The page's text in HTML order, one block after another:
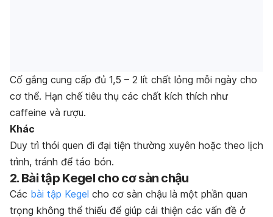
Cố gắng cung cấp đủ 1,5 – 2 lít chất lỏng mỗi ngày cho
cơ thể. Hạn chế tiêu thụ các chất kích thích như
caffeine và rượu.
Khác
Duy trì thói quen đi đại tiện thường xuyên hoặc theo lịch
trình, tránh để táo bón.
2. Bài tập Kegel cho cơ sàn chậu
Các bài tập Kegel cho cơ sàn chậu là một phần quan
trọng không thể thiếu để giúp cải thiện các vấn đề ở